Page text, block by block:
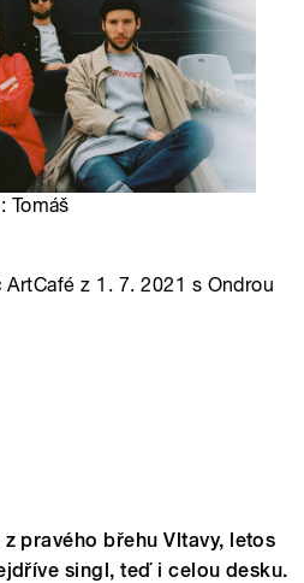
Tomáš
z 1. 7. 2021 s Ondrou
pravého břehu Vltavy, letos
singl, teď i celou desku.